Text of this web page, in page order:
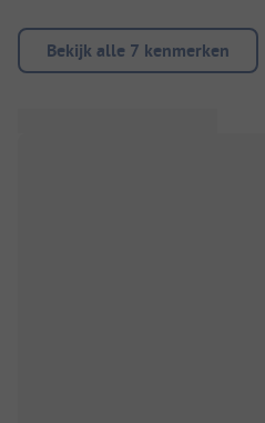
Bekijk alle 7 kenmerken